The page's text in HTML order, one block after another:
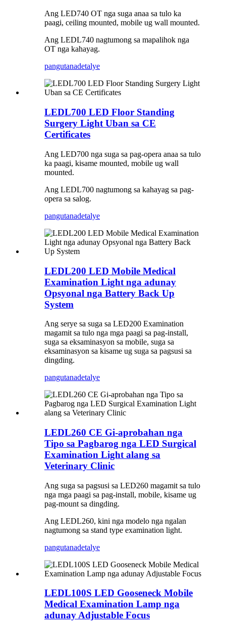
Ang LED740 OT nga suga anaa sa tulo ka
paagi, ceiling mounted, mobile ug wall mounted.
Ang LEDL740 nagtumong sa mapalihok nga
OT nga kahayag.
pangutanadetalye
LEDL700 LED Floor Standing
Surgery Light Uban sa CE
Certificates
Ang LED700 nga suga sa pag-opera anaa sa tulo
ka paagi, kisame mounted, mobile ug wall
mounted.
Ang LEDL700 nagtumong sa kahayag sa pag-
opera sa salog.
pangutanadetalye
LEDL200 LED Mobile Medical
Examination Light nga adunay
Opsyonal nga Battery Back Up
System
Ang serye sa suga sa LED200 Examination
magamit sa tulo nga mga paagi sa pag-install,
suga sa eksaminasyon sa mobile, suga sa
eksaminasyon sa kisame ug suga sa pagsusi sa
dingding.
pangutanadetalye
LEDL260 CE Gi-aprobahan nga
Tipo sa Pagbarog nga LED Surgical
Examination Light alang sa
Veterinary Clinic
Ang suga sa pagsusi sa LED260 magamit sa tulo
nga mga paagi sa pag-install, mobile, kisame ug
pag-mount sa dingding.
Ang LEDL260, kini nga modelo nga ngalan
nagtumong sa stand type examination light.
pangutanadetalye
LEDL100S LED Gooseneck Mobile
Medical Examination Lamp nga
adunay Adjustable Focus